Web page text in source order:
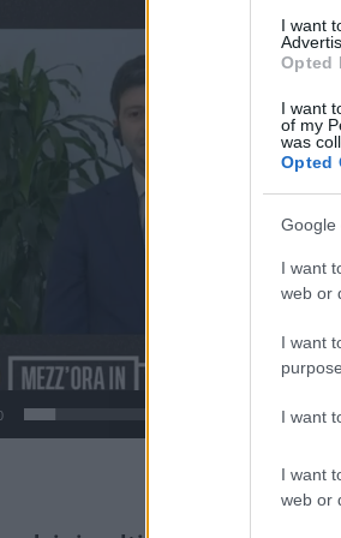
I want
Opted
I want
of my
was
Opted
Google
I want
web or
I want
I want
I want
web or